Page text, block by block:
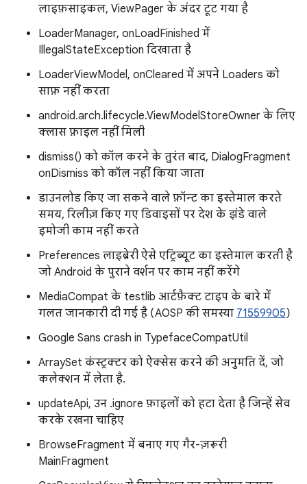
लाइफ़साइकल, ViewPager के अंदर टूट गया है
LoaderManager, onLoadFinished में
IllegalStateException दिखाता है
LoaderViewModel, onCleared में अपने Loaders को
साफ़ नहीं करता
android.arch.lifecycle.ViewModelStoreOwner के लिए
क्लास फ़ाइल नहीं मिली
dismiss() को कॉल करने के तुरंत बाद, DialogFragment
onDismiss को कॉल नहीं किया जाता
डाउनलोड किए जा सकने वाले फ़ॉन्ट का इस्तेमाल करते
समय, रिलीज़ किए गए डिवाइसों पर देश के झंडे वाले
इमोजी काम नहीं करते
Preferences लाइब्रेरी ऐसे एट्रिब्यूट का इस्तेमाल करती है
जो Android के पुराने वर्शन पर काम नहीं करेंगे
MediaCompat के testlib आर्टफ़ैक्ट टाइप के बारे में
गलत जानकारी दी गई है (AOSP की समस्या 71559905)
Google Sans crash in TypefaceCompatUtil
ArraySet कंस्ट्रक्टर को ऐक्सेस करने की अनुमति दें, जो
कलेक्शन में लेता है.
updateApi, उन .ignore फ़ाइलों को हटा देता है जिन्हें सेव
करके रखना चाहिए
BrowseFragment में बनाए गए गैर-ज़रूरी
MainFragment